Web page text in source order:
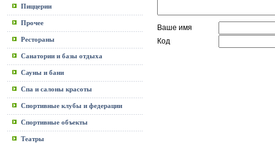
Пиццерии
Прочее
Рестораны
Санатории и базы отдыха
Сауны и бани
Спа и салоны красоты
Спортивные клубы и федерации
Спортивные объекты
Театры
Ваше имя
Код